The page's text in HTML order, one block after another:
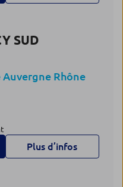
SUD
Rhône
Plus d’infos